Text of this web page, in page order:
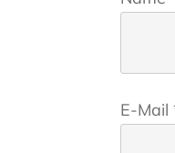
E-Mail